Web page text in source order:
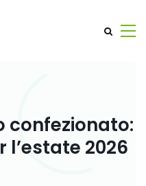
confezionato:
2026